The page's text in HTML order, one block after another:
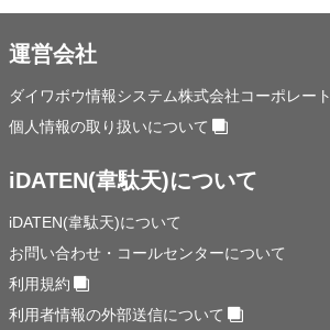
運営会社
ダイワボウ情報システム株式会社コーポレー
個人情報の取り扱いについて
iDATEN(韋駄天)について
iDATEN(韋駄天)について
お問い合わせ・コールセンターについて
利用規約
利用者情報の外部送信について